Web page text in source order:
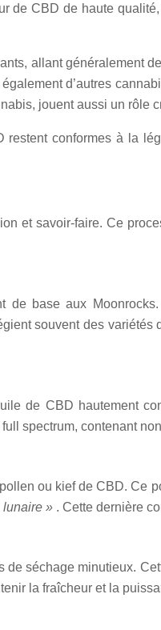
de CBD de haute
allant généralement
d’autres
jouent aussi un rôle
restent conformes à la
et savoir-faire. Ce
base aux
souvent des
de CBD hautement
spectrum, contenant
ou kief de CBD.
lunaire » . Cette dernière
séchage minutieux.
la fraîcheur et la